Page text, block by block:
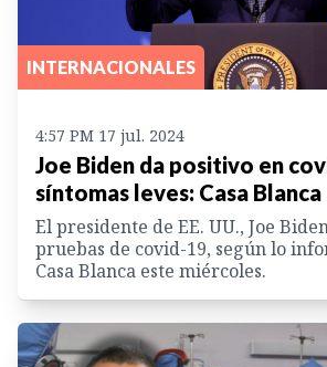
INTERNACIONALES
4:57 PM 17 jul. 2024
Joe Biden da positivo en
síntomas leves: Casa Blanca
El presidente de EE. UU., Joe
pruebas de covid-19, según lo
Casa Blanca este miércoles.